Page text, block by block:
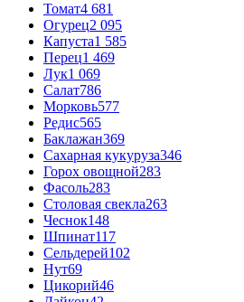
Томат4 681
Огурец2 095
Капуста1 585
Перец1 469
Лук1 069
Салат786
Морковь577
Редис565
Баклажан369
Сахарная кукуруза346
Горох овощной283
Фасоль283
Столовая свекла263
Чеснок148
Шпинат117
Сельдерей102
Нут69
Цикорий46